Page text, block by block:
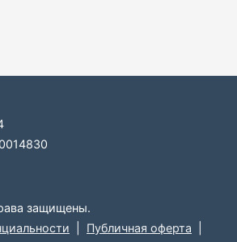
защищены.
Публичная оферта